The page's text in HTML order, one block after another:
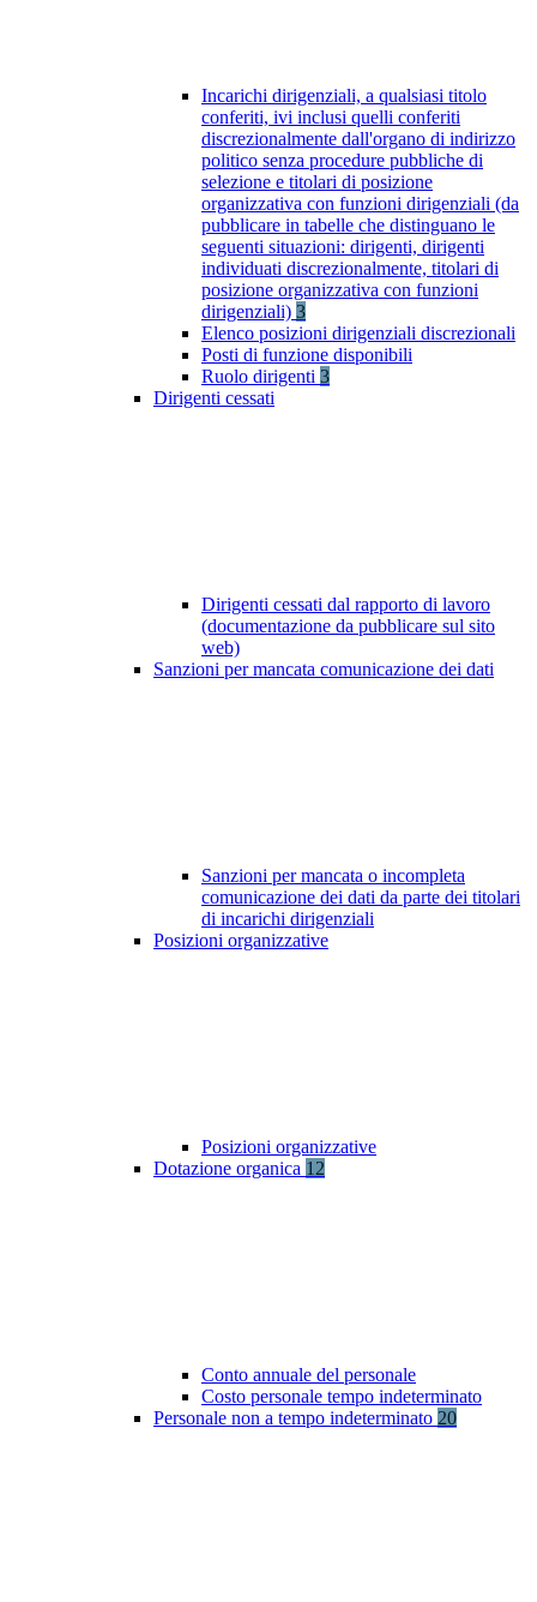
Incarichi dirigenziali, a qualsiasi titolo
conferiti, ivi inclusi quelli conferiti
discrezionalmente dall'organo di indirizzo
politico senza procedure pubbliche di
selezione e titolari di posizione
organizzativa con funzioni dirigenziali (da
pubblicare in tabelle che distinguano le
seguenti situazioni: dirigenti, dirigenti
individuati discrezionalmente, titolari di
posizione organizzativa con funzioni
dirigenziali) 3
Elenco posizioni dirigenziali discrezionali
Posti di funzione disponibili
Ruolo dirigenti 3
Dirigenti cessati
Dirigenti cessati dal rapporto di lavoro
(documentazione da pubblicare sul sito
web)
Sanzioni per mancata comunicazione dei dati
Sanzioni per mancata o incompleta
comunicazione dei dati da parte dei titolari
di incarichi dirigenziali
Posizioni organizzative
Posizioni organizzative
Dotazione organica 12
Conto annuale del personale
Costo personale tempo indeterminato
Personale non a tempo indeterminato 20